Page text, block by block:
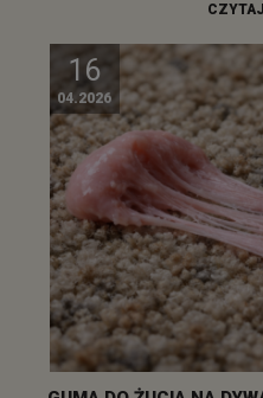
16
04.2026